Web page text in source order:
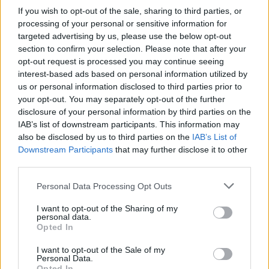
If you wish to opt-out of the sale, sharing to third parties, or
processing of your personal or sensitive information for
targeted advertising by us, please use the below opt-out
section to confirm your selection. Please note that after your
opt-out request is processed you may continue seeing
interest-based ads based on personal information utilized by
us or personal information disclosed to third parties prior to
your opt-out. You may separately opt-out of the further
disclosure of your personal information by third parties on the
IAB’s list of downstream participants. This information may
also be disclosed by us to third parties on the IAB’s List of
Downstream Participants that may further disclose it to other
Personal Data Processing Opt Outs
I want to opt-out of the Sharing of my
personal data.
Opted In
I want to opt-out of the Sale of my
Personal Data.
Ina Zhupa kundërshton
projektin në Sarandë:
Oborri i gjimnazit “Hasan
Tahsini” të mos
shndërrohet në parking
publik
Video/ Trump ndalon
vogëlushin në skenë para
se të rrëzohet dhe
thumbon Biden: Nuk dua
të bëhet si ai
Lushnje/ Makina del nga
nënkalim, plagoset
drejtuesi
urgjent me mbrojtje ajrore
Rusia shton sulmet para